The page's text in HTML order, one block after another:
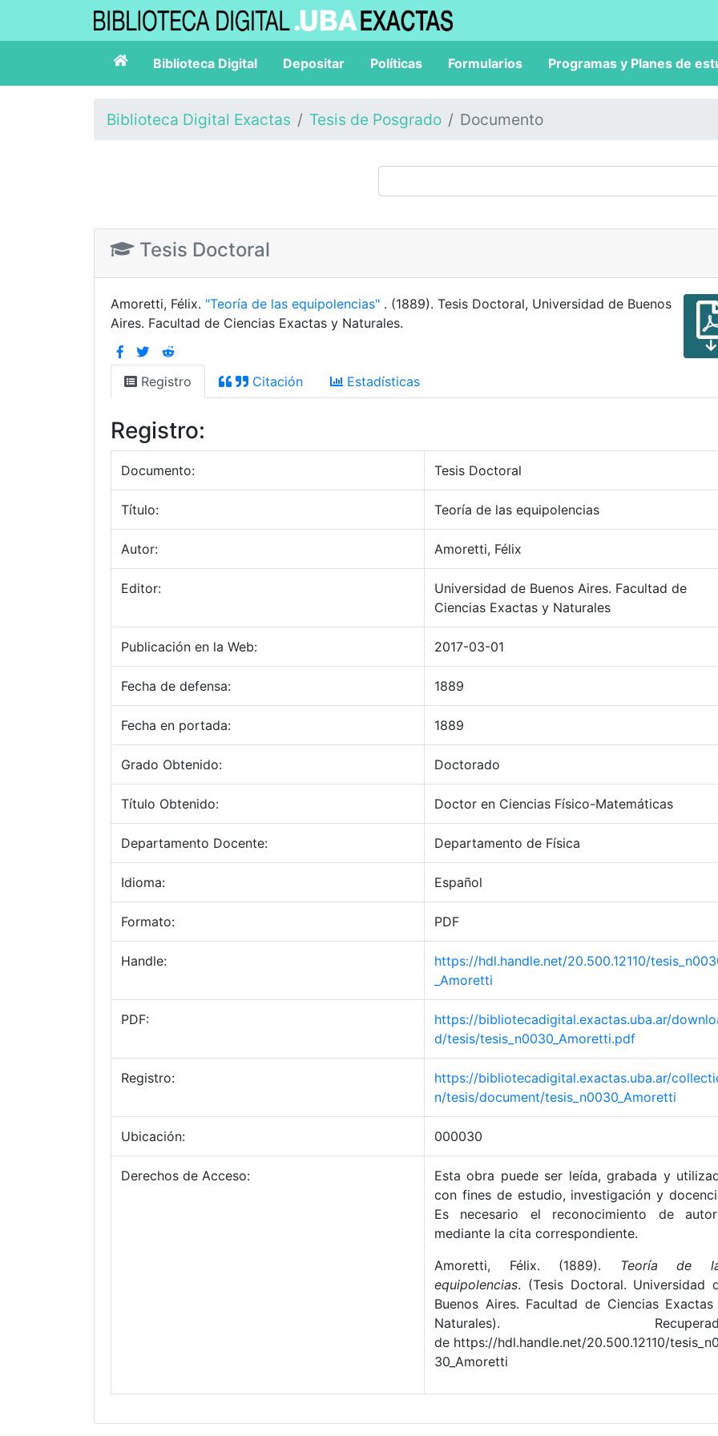
Biblioteca Digital Depositar Políticas Formularios Programas y Planes de
Biblioteca Digital Exactas Tesis de Posgrado Documento
Tesis Doctoral
Amoretti, Félix. "Teoría de las equipolencias" . (1889). Tesis Doctoral, Universidad de Buenos
Aires. Facultad de Ciencias Exactas y Naturales.
Registro Citación Estadísticas
Registro:
Documento: Tesis Doctoral
Título: Teoría de las equipolencias
Autor: Amoretti, Félix
Editor:
Universidad de Buenos Aires. Facultad de
Ciencias Exactas y Naturales
Publicación en la Web: 2017-03-01
Fecha de defensa: 1889
Fecha en portada: 1889
Grado Obtenido: Doctorado
Título Obtenido: Doctor en Ciencias Físico-Matemáticas
Departamento Docente: Departamento de Física
Idioma: Español
Formato: PDF
Handle:
https://hdl.handle.net/20.500.12110/
_Amoretti
PDF:
https://bibliotecadigital.exactas.uba.ar/
d/tesis/tesis_n0030_Amoretti.pdf
Registro:
https://bibliotecadigital.exactas.uba.ar/
n/tesis/document/tesis_n0030_Amoretti
Ubicación: 000030
Derechos de Acceso:
Esta obra puede ser leída, grabada y
con fines de estudio, investigación y
Es necesario el reconocimiento de
mediante la cita correspondiente.
Amoretti, Félix. (1889). Teoría de
equipolencias. (Tesis Doctoral. Universidad
Buenos Aires. Facultad de Ciencias
Naturales).
de https://hdl.handle.net/20.500.12110/
30_Amoretti